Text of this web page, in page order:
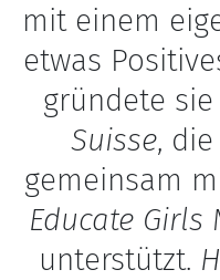
mit einem
etwas
gründete
Suisse,
gemeinsam
Educate Girls
unterstützt.